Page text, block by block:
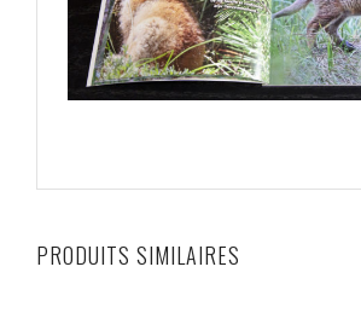
PRODUITS SIMILAIRES